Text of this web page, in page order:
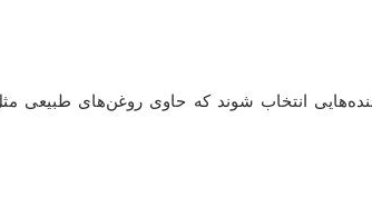
انتخاب شوند که حاوی روغن‌های طبیعی